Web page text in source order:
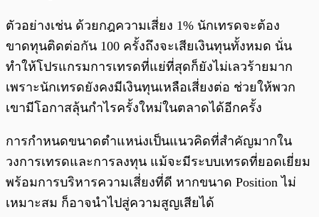
ตัวอย่างเช่น ด้วยกฎความเสี่ยง 1% นักเทรดจะต้อง
ขาดทุนติดต่อกัน 100 ครั้งถึงจะเสียเงินทุนทั้งหมด นั่น
ทำให้โปรแกรมการเทรดที่แย่ที่สุดก็ยังไม่เลวร้ายมาก
เพราะนักเทรดยังคงมีเงินทุนเหลือเสี่ยงต่อ ช่วยให้พวก
เขามีโอกาสลุ้นกำไรครั้งใหม่ในตลาดได้อีกครั้ง
การกำหนดขนาดตำแหน่งเป็นแนวคิดที่สำคัญมากใน
วงการเทรดและการลงทุน แม้จะมีระบบเทรดที่ยอดเยี่ยม
พร้อมการบริหารความเสี่ยงที่ดี หากขนาด Position ไม่
เหมาะสม ก็อาจนำไปสู่ความสูญเสียได้